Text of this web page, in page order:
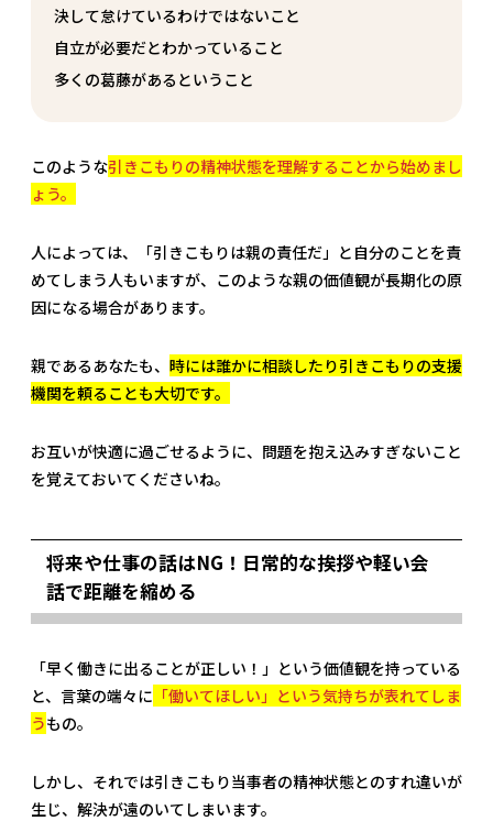
決して怠けているわけではないこと
自立が必要だとわかっていること
多くの葛藤があるということ
このような引きこもりの精神状態を理解することから始めまし
ょう。
人によっては、「引きこもりは親の責任だ」と自分のことを責
めてしまう人もいますが、このような親の価値観が長期化の原
因になる場合があります。
親であるあなたも、 時には誰かに相談したり引きこもりの支援
機関を頼ることも大切です。
お互いが快適に過ごせるように、問題を抱え込みすぎないこと
を覚えておいてくださいね。
将来や仕事の話はNG！日常的な挨拶や軽い会
話で距離を縮める
「早く働きに出ることが正しい！」という価値観を持っている
と、言葉の端々に 「働いてほしい」という気持ちが表れてしま
うもの。
しかし、それでは引きこもり当事者の精神状態とのすれ違いが
生じ、解決が遠のいてしまいます。